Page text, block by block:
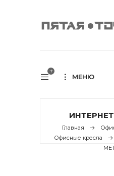
МЕНЮ
Главная
Офисные кресла